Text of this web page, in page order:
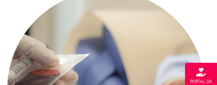
PORTAL DA